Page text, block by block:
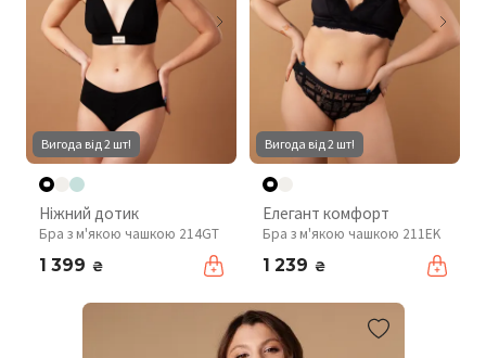
Вигода від 2 шт!
Ніжний дотик
Бра з м'якою чашкою 214GT
1 399 ₴
Вигода від 2 шт!
Елегант комфорт
Бра з м'якою чашкою 211EK
1 239 ₴